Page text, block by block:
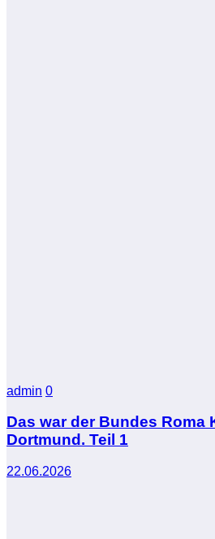
admin 0
Das war der Bundes Roma
Dortmund. Teil 1
22.06.2026